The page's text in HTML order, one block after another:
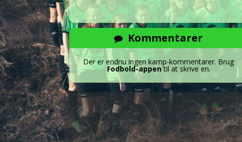
Kommentarer
Der er endnu ingen kamp-kommentarer. Brug
Fodbold-appentil at skrive en.